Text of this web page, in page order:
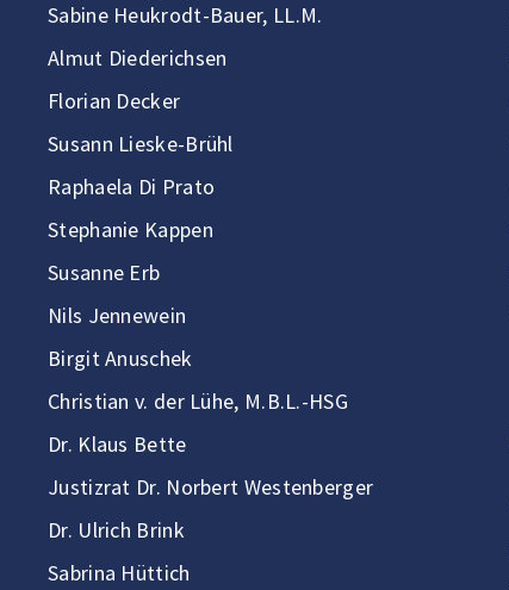
Sabine Heukrodt-Bauer, LL.M.
Almut Diederichsen
Florian Decker
Susann Lieske-Brühl
Raphaela Di Prato
Stephanie Kappen
Susanne Erb
Nils Jennewein
Birgit Anuschek
Christian v. der Lühe, M.B.L.-HSG
Dr. Klaus Bette
Justizrat Dr. Norbert Westenberger
Dr. Ulrich Brink
Sabrina Hüttich